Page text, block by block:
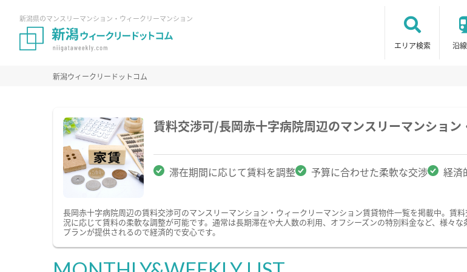
新潟県のマンスリーマンション・ウィークリーマンション
エリア検索 沿
新潟ウィークリードットコム
賃料交渉可/長岡赤十字病院周辺のマンスリーマンショ
滞在期間に応じて賃料を調整 予算に合わせた柔軟な交渉 経済
長岡赤十字病院周辺の賃料交渉可のマンスリーマンション・ウィークリーマンション賃貸物件一覧を掲載中。賃
況に応じて賃料の柔軟な調整が可能です。通常は長期滞在や大人数の利用、オフシーズンの特別料金など、様々
プランが提供されるので経済的で安心です。